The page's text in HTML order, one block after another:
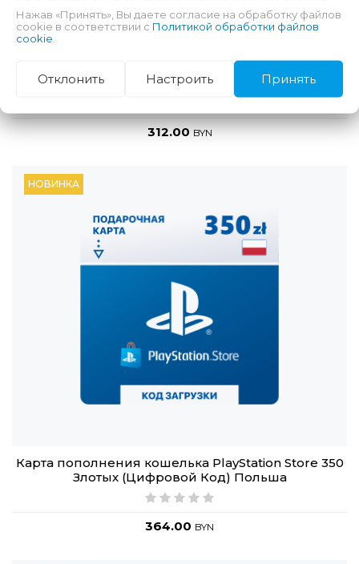
Карта пополнения кошелька PlayStation Store 300
Злотых (Цифровой Код) Польша
312.00BYN
НОВИНКА
Карта пополнения кошелька PlayStation Store 350
Злотых (Цифровой Код) Польша
364.00 BYN
Нажав «Принять», Вы даете согласие на обработку файлов
cookie в соответствии с Политикой обработки файлов
cookie
Отклонить Настроить Принять